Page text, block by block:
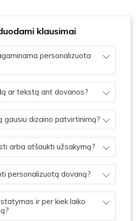
klausimai
personalizuota
ar tekstą ant dovanos?
gausiu dizaino patvirtinimą?
arba atšaukti užsakymą?
personalizuotą dovaną?
ir per kiek laiko